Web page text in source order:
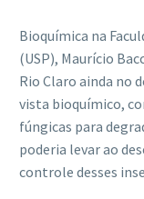
Bioquímica na
(USP), Maurício
Rio Claro ainda no
vista bioquímico,
fúngicas para
poderia levar ao
controle desses